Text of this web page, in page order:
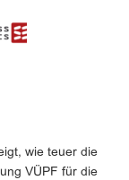
wie teuer die
VÜPF für die